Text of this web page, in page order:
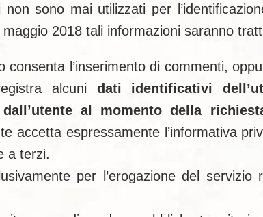
sono mai utilizzati per
2018 tali informazioni saranno
consenta l’inserimento di commenti,
alcuni dati identificativi
al momento della
accetta espressamente l’informativa
a terzi.
per l’erogazione del